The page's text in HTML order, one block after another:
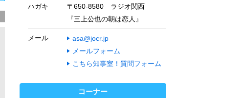
ハガキ
〒650-8580 ラジオ関西
『三上公也の朝は恋人』
メール
asa@jocr.jp
メールフォーム
こちら知事室！質問フォーム
コーナー